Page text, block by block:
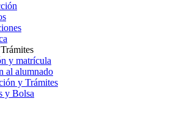
y matrícula
al alumnado
y Trámites
y Bolsa